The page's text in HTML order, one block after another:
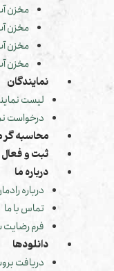
مخزن آب 10000 لیتری
مخزن آب 15000 لیتری
مخزن آب 20000 لیتری
مخزن آب 30000 لیتری
نمایندگان
لیست نمایندگان
درخواست
محاسبه گر مخزن
ثبت و فعال سازی
درباره ما
درباره رادمان
تماس با ما
فرم رضایت سنجی
دانلودها
دریافت بروشور